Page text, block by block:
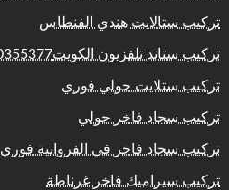
تركيب ستالايت هندي الفنطاس
تركيب ستاند تلفزيون الكويت50355377
تركيب ستلايت حولي فوري
تركيب سجاد فاخر حولي
تركيب سجاد فاخر في الفروانية فوري
تركيب سيراميك فاخر غرناطة